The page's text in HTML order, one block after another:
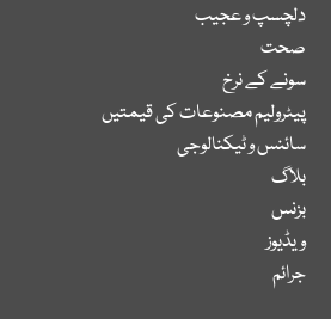
دلچسپ و عجیب
صحت
سونے کے نرخ
پیٹرولیم مصنوعات کی قیمتیں
سائنس و ٹیکنالوجی
بلاگ
بزنس
ویڈیوز
جرائم